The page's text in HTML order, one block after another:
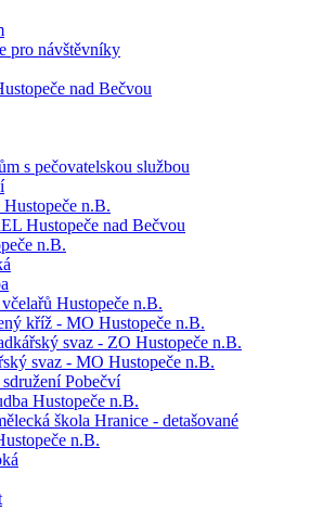
pro návštěvníky
nad Bečvou
s pečovatelskou službou
n.B.
Hustopeče nad Bečvou
n.B.
Hustopeče n.B.
kříž - MO Hustopeče n.B.
svaz - ZO Hustopeče n.B.
svaz - MO Hustopeče n.B.
Pobečví
Hustopeče n.B.
škola Hranice - detašované
n.B.